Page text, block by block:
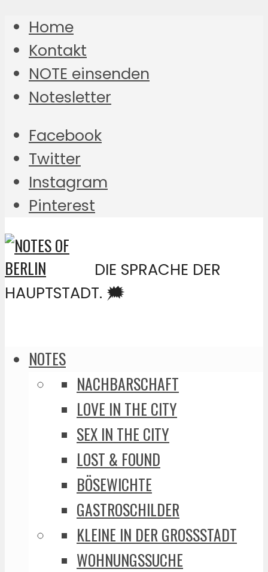
Home
Kontakt
NOTE einsenden
Notesletter
Facebook
Twitter
Instagram
Pinterest
DIE SPRACHE DER
HAUPTSTADT. 🗯️
NOTES
NACHBARSCHAFT
LOVE IN THE CITY
SEX IN THE CITY
LOST & FOUND
BÖSEWICHTE
GASTROSCHILDER
KLEINE IN DER GROSSSTADT
WOHNUNGSSUCHE